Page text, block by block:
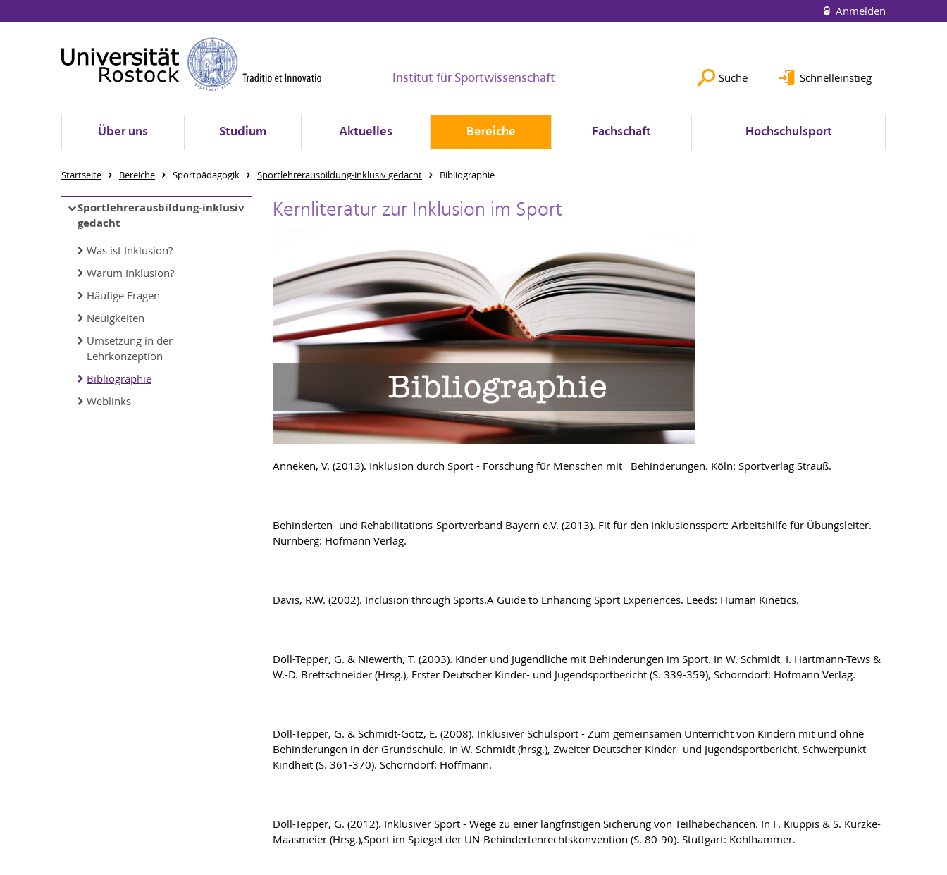
Anmelden
Institut für Sportwissenschaft Suche Schnelleinstieg
Über uns Studium Aktuelles Bereiche Fachschaft Hochschulsport
Startseite Bereiche Sportpädagogik Sportlehrerausbildung-inklusiv gedacht Bibliographie
Sportlehrerausbildung-inklusiv
gedacht
Was ist Inklusion?
Warum Inklusion?
Häufige Fragen
Neuigkeiten
Umsetzung in der
Lehrkonzeption
Bibliographie
Weblinks
Kernliteratur zur Inklusion im Sport
Anneken, V. (2013). Inklusion durch Sport - Forschung für Menschen mit Behinderungen. Köln: Sportverlag Strauß.
Behinderten- und Rehabilitations-Sportverband Bayern e.V. (2013). Fit für den Inklusionssport: Arbeitshilfe für Übungsleiter.
Nürnberg: Hofmann Verlag.
Davis, R.W. (2002). Inclusion through Sports.A Guide to Enhancing Sport Experiences. Leeds: Human Kinetics.
Doll-Tepper, G. & Niewerth, T. (2003). Kinder und Jugendliche mit Behinderungen im Sport. In W. Schmidt, I. Hartmann-Tews &
W.-D. Brettschneider (Hrsg.), Erster Deutscher Kinder- und Jugendsportbericht (S. 339-359), Schorndorf: Hofmann Verlag.
Doll-Tepper, G. & Schmidt-Gotz, E. (2008). Inklusiver Schulsport - Zum gemeinsamen Unterricht von Kindern mit und ohne
Behinderungen in der Grundschule. In W. Schmidt (hrsg.), Zweiter Deutscher Kinder- und Jugendsportbericht. Schwerpunkt
Kindheit (S. 361-370). Schorndorf: Hoffmann.
Doll-Tepper, G. (2012). Inklusiver Sport - Wege zu einer langfristigen Sicherung von Teilhabechancen. In F. Kiuppis & S. Kurzke-
Maasmeier (Hrsg.),Sport im Spiegel der UN-Behindertenrechtskonvention (S. 80-90). Stuttgart: Kohlhammer.